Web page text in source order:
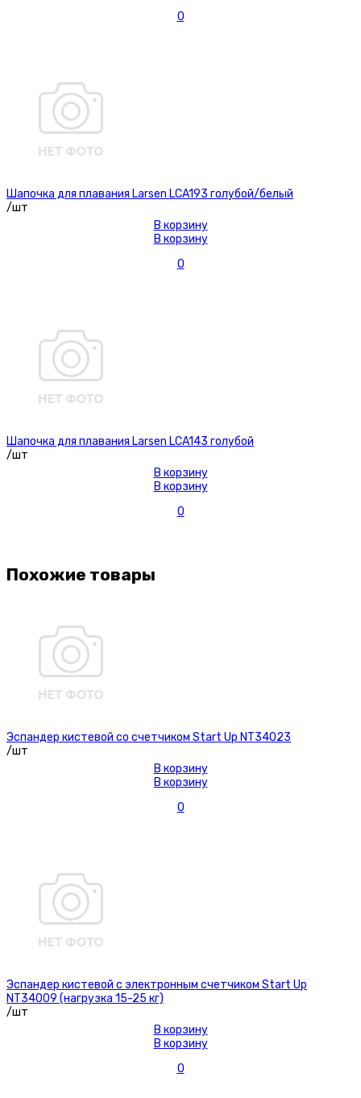
0
Шапочка для плавания Larsen LCA193 голубой/белый
/шт
В корзину
В корзину
0
Шапочка для плавания Larsen LCA143 голубой
/шт
В корзину
В корзину
0
Похожие товары
Эспандер кистевой со счетчиком Start Up NT34023
/шт
В корзину
В корзину
0
Эспандер кистевой с электронным счетчиком Start Up
NT34009 (нагрузка 15-25 кг)
/шт
В корзину
В корзину
0